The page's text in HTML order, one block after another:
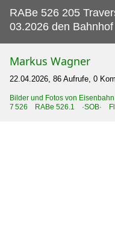
RABe 526 205
03.2026 den
Markus Wagner
22.04.2026, 86 Aufrufe, 0
Bilder und Fotos von
7 526 RABe 526.1 ·SOB·